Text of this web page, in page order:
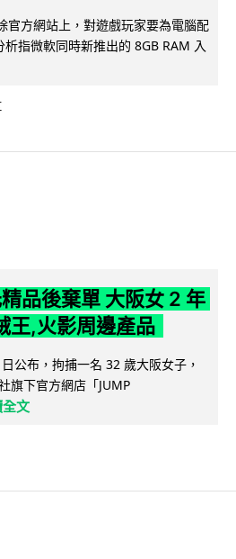
方網站上，對遊戲玩家要為電腦配
指微軟同時新推出的 8GB RAM 入
品後棄單 大阪女 2 年
王,火影周邊產品
公布，拘捕一名 32 歲大阪女子，
旗下官方網店「JUMP
全文